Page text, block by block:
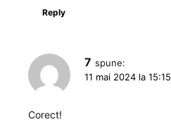
Reply
7 spune:
11 mai 2024 la 15:15
Corect!